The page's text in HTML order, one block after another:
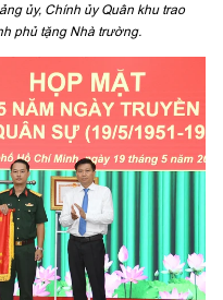
ủy, Chính ủy Quân khu trao
phủ tặng Nhà trường.